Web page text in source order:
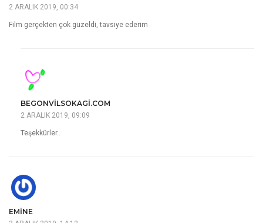
2 ARALIK 2019, 00:34
Film gerçekten çok güzeldi, tavsiye ederim
BEGONVILSOKAGI.COM
2 ARALIK 2019, 09:09
Teşekkürler..
EMINE